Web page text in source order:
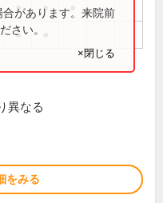
● ●
●
があります。来院前
さい。
×閉じる
異なる
をみる